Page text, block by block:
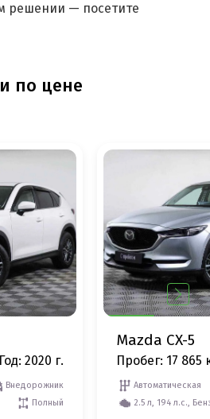
решении — посетите
по цене
Год: 2020 г.
Внедорожник
Полный
Mazda CX-5
Пробег: 17 865
Автоматическая
2.5 л, 194 л.с.,